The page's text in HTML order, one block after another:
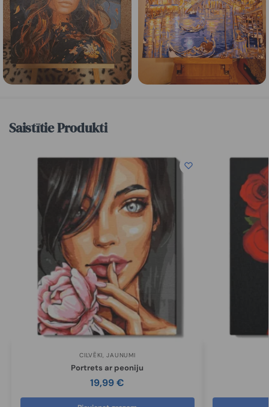
Saistītie Produkti
CILVĒKI,JAUNUMI
Portrets ar peoniju
19,99€